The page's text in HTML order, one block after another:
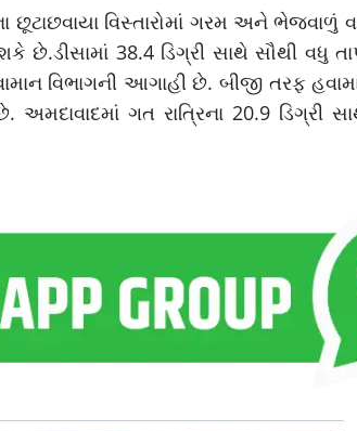
છૂટાછવાયા વિસ્તારોમાં ગરમ અને ભેજવાળું
છે.ડીસામાં 38.4 ડિગ્રી સાથે સૌથી વધુ
વિભાગની આગાહી છે. બીજી તરફ
ગત રાત્રિના 20.9 ડિગ્રી